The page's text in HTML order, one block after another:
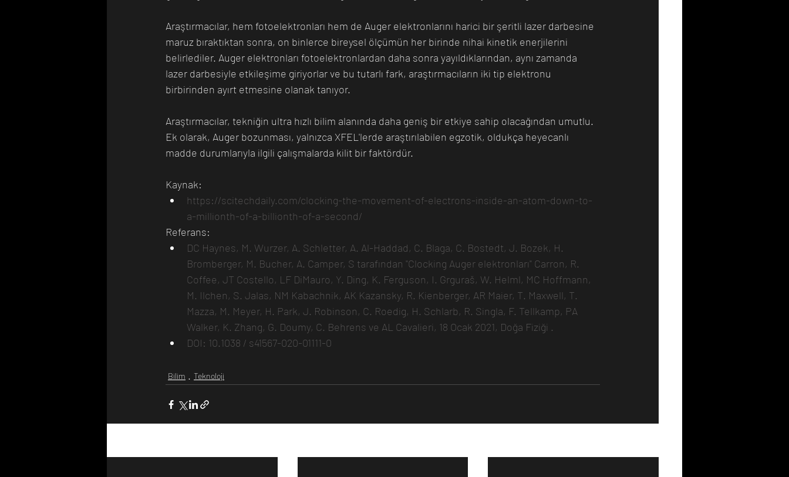
Araştırmacılar, hem fotoelektronları hem de Auger elektronlarını harici bir şeritli lazer darbesine
maruz bıraktıktan sonra, on binlerce bireysel ölçümün her birinde nihai kinetik enerjilerini
belirlediler. Auger elektronları fotoelektronlardan daha sonra yayıldıklarından, aynı zamanda
lazer darbesiyle etkileşime giriyorlar ve bu tutarlı fark, araştırmacıların iki tip elektronu
birbirinden ayırt etmesine olanak tanıyor.
Araştırmacılar, tekniğin ultra hızlı bilim alanında daha geniş bir etkiye sahip olacağından umutlu.
Ek olarak, Auger bozunması, yalnızca XFEL'lerde araştırılabilen egzotik, oldukça heyecanlı
madde durumlarıyla ilgili çalışmalarda kilit bir faktördür.
Kaynak:
https://scitechdaily.com/clocking-the-movement-of-electrons-inside-an-atom-down-to-
a-millionth-of-a-billionth-of-a-second/
Referans:
DC Haynes, M. Wurzer, A. Schletter, A. Al-Haddad, C. Blaga, C. Bostedt, J. Bozek, H.
Bromberger, M. Bucher, A. Camper, S tarafından "Clocking Auger elektronları" Carron, R.
Coffee, JT Costello, LF DiMauro, Y. Ding, K. Ferguson, I. Grguraš, W. Helml, MC Hoffmann,
M. Ilchen, S. Jalas, NM Kabachnik, AK Kazansky, R. Kienberger, AR Maier, T. Maxwell, T.
Mazza, M. Meyer, H. Park, J. Robinson, C. Roedig, H. Schlarb, R. Singla, F. Tellkamp, PA
Walker, K. Zhang, G. Doumy, C. Behrens ve AL Cavalieri, 18 Ocak 2021, Doğa Fiziği .
DOI: 10.1038 / s41567-020-01111-0
Bilim Teknoloji